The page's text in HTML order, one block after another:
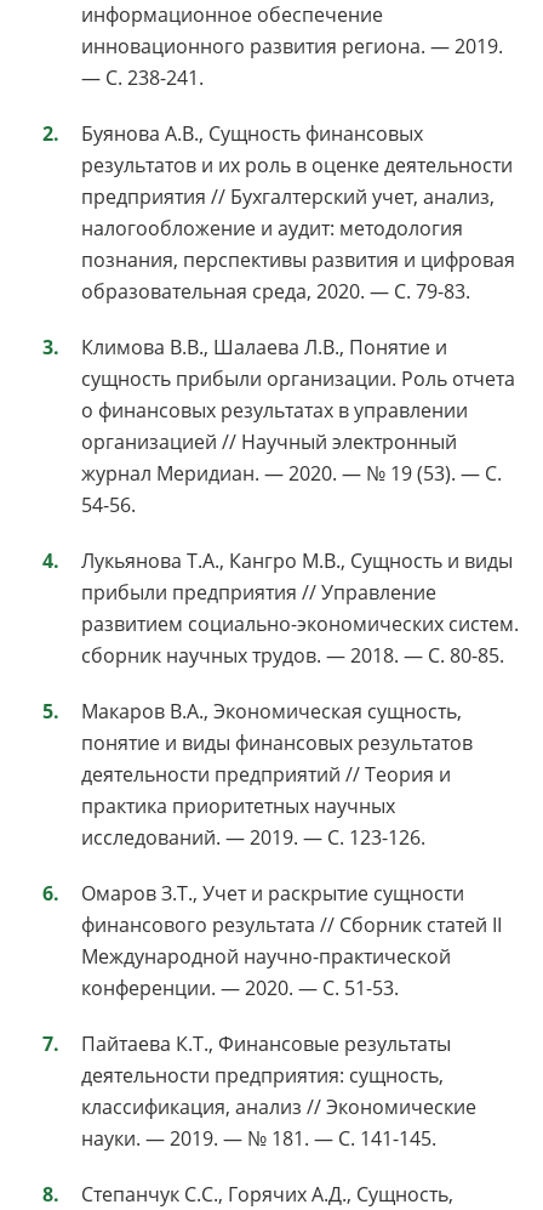
информационное обеспечение
инновационного развития региона. — 2019.
— С. 238-241.
Буянова А.В., Сущность финансовых
результатов и их роль в оценке деятельности
предприятия // Бухгалтерский учет, анализ,
налогообложение и аудит: методология
познания, перспективы развития и цифровая
образовательная среда, 2020. — С. 79-83.
Климова В.В., Шалаева Л.В., Понятие и
сущность прибыли организации. Роль отчета
о финансовых результатах в управлении
организацией // Научный электронный
журнал Меридиан. — 2020. — № 19 (53). — С.
54-56.
Лукьянова Т.А., Кангро М.В., Сущность и виды
прибыли предприятия // Управление
развитием социально-экономических систем.
сборник научных трудов. — 2018. — С. 80-85.
Макаров В.А., Экономическая сущность,
понятие и виды финансовых результатов
деятельности предприятий // Теория и
практика приоритетных научных
исследований. — 2019. — С. 123-126.
Омаров З.Т., Учет и раскрытие сущности
финансового результата // Cборник статей II
Международной научно-практической
конференции. — 2020. — С. 51-53.
Пайтаева К.Т., Финансовые результаты
деятельности предприятия: сущность,
классификация, анализ // Экономические
науки. — 2019. — № 181. — С. 141-145.
Степанчук С.С., Горячих А.Д., Сущность,